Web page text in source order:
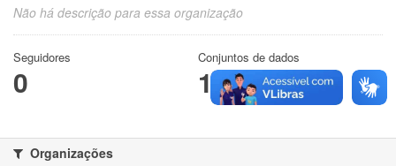
Não há descrição para essa organização
Seguidores
0
Conjuntos de dados
1
Organizações